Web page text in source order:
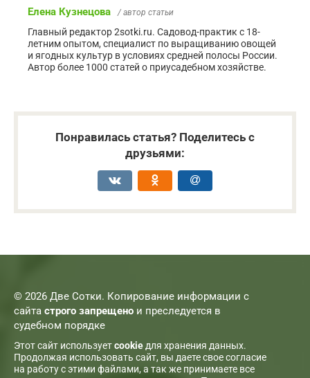
Елена Кузнецова / автор статьи
Главный редактор 2sotki.ru. Садовод-практик с 18-
летним опытом, специалист по выращиванию овощей
и ягодных культур в условиях средней полосы России.
Автор более 1000 статей о приусадебном хозяйстве.
Понравилась статья? Поделитесь с
друзьями:
© 2026 Две Сотки. Копирование информации с
сайта строго запрещено и преследуется в
судебном порядке
Этот сайт используетcookie для хранения данных.
Продолжая использовать сайт, вы даете свое согласие
на работу с этими файлами, а так же принимаете все